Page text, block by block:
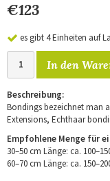
€123
es gibt 4 Einheiten auf
In den
Beschreibung:
Bondings bezeichnet man
Extensions, Echthaar
Empfohlene Menge für
30–50 cm Länge: ca.
60–70 cm Länge: ca.